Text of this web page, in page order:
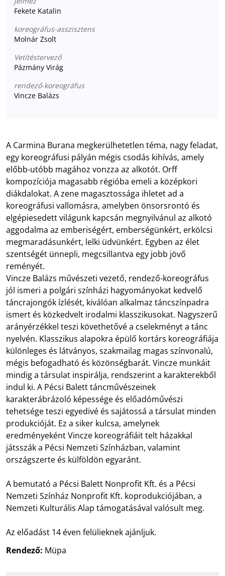
Fekete Katalin
koreográfus-asszisztens
Molnár Zsolt
Vetítéstervező
Pázmány Virág
rendező-koreográfus
Vincze Balázs
A Carmina Burana megkerülhetetlen téma, nagy feladat,
egy koreográfusi pályán mégis csodás kihívás, amely
előbb-utóbb magához vonzza az alkotót. Orff
kompozíciója magasabb régióba emeli a középkori
diákdalokat. A zene magasztossága ihletet ad a
koreográfusi vallomásra, amelyben önsorsrontó és
elgépiesedett világunk kapcsán megnyilvánul az alkotó
aggodalma az emberiségért, emberségünkért, erkölcsi
megmaradásunkért, lelki üdvünkért. Egyben az élet
szentségét ünnepli, megcsillantva egy jobb jövő
reményét.
Vincze Balázs művészeti vezető, rendező-koreográfus
jól ismeri a polgári színházi hagyományokat kedvelő
táncrajongók ízlését, kiválóan alkalmaz táncszínpadra
ismert és közkedvelt irodalmi klasszikusokat. Nagyszerű
arányérzékkel teszi követhetővé a cselekményt a tánc
nyelvén. Klasszikus alapokra épülő kortárs koreográfiája
különleges és látványos, szakmailag magas színvonalú,
mégis befogadható és közönségbarát. Vincze munkáit
mindig a társulat inspirálja, rendszerint a karakterekből
indul ki. A Pécsi Balett táncművészeinek
karakterábrázoló képessége és előadóművészi
tehetsége teszi egyedivé és sajátossá a társulat minden
produkcióját. Ez a siker kulcsa, amelynek
eredményeként Vincze koreográfiáit telt házakkal
játsszák a Pécsi Nemzeti Színházban, valamint
országszerte és külföldön egyaránt.
A bemutató a Pécsi Balett Nonprofit Kft. és a Pécsi
Nemzeti Színház Nonprofit Kft. koprodukciójában, a
Nemzeti Kulturális Alap támogatásával valósult meg.
Az előadást 14 éven felülieknek ajánljuk.
Rendező: Müpa